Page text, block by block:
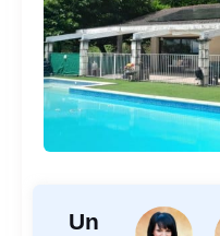
Un